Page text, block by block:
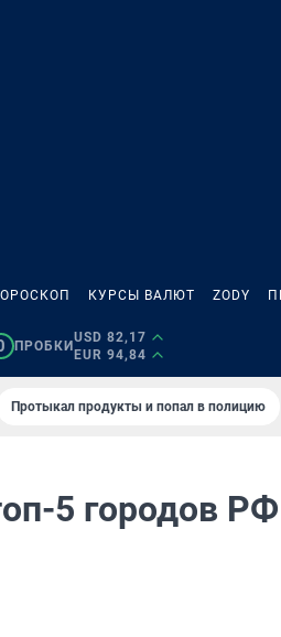
КУРСЫ ВАЛЮТ ZODY
ПРОБКИ
USD 82,17
EUR 94,84
Протыкал продукты и попал в полицию
5 городов